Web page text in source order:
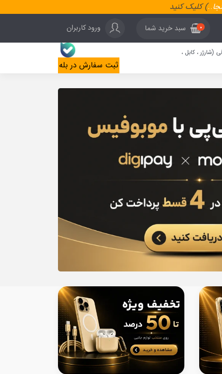
..) کلیک کنید
0 سبد خرید شما ورود کاربران
(شارژر ، کابل ،
ثبت سفارش در بله